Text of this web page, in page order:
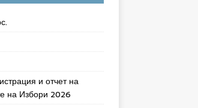
и отчет на
на Избори 2026